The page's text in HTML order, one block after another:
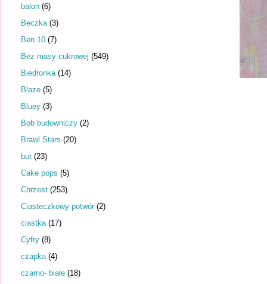
balon (6)
Beczka (3)
Ben 10 (7)
Bez masy cukrowej (549)
Biedronka (14)
Blaze (5)
Bluey (3)
Bob budowniczy (2)
Brawl Stars (20)
but (23)
Cake pops (5)
Chrzest (253)
Ciasteczkowy potwór (2)
ciastka (17)
Cyfry (8)
czapka (4)
czarno- białe (18)